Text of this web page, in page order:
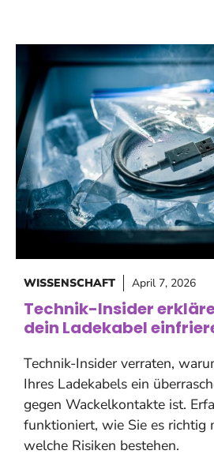
WISSENSCHAFT April 7, 2026
Technik-Insider
dein Ladekabel
Technik-Insider verraten,
Ihres Ladekabels ein
gegen Wackelkontakte ist.
funktioniert, wie Sie es richtig
welche Risiken bestehen.